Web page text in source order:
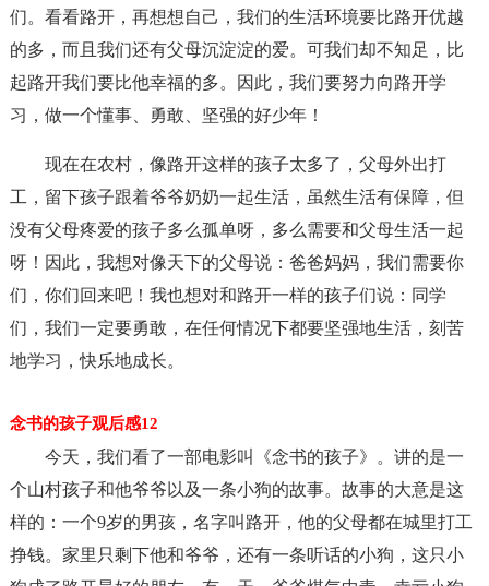
们。看看路开，再想想自己，我们的生活环境要比路开优越
的多，而且我们还有父母沉淀淀的爱。可我们却不知足，比
起路开我们要比他幸福的多。因此，我们要努力向路开学
习，做一个懂事、勇敢、坚强的好少年！
现在在农村，像路开这样的孩子太多了，父母外出打
工，留下孩子跟着爷爷奶奶一起生活，虽然生活有保障，但
没有父母疼爱的孩子多么孤单呀，多么需要和父母生活一起
呀！因此，我想对像天下的父母说：爸爸妈妈，我们需要你
们，你们回来吧！我也想对和路开一样的孩子们说：同学
们，我们一定要勇敢，在任何情况下都要坚强地生活，刻苦
地学习，快乐地成长。
念书的孩子观后感12
今天，我们看了一部电影叫《念书的孩子》。讲的是一
个山村孩子和他爷爷以及一条小狗的故事。故事的大意是这
样的：一个9岁的男孩，名字叫路开，他的父母都在城里打工
挣钱。家里只剩下他和爷爷，还有一条听话的小狗，这只小